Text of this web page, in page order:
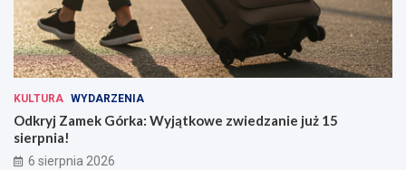
KULTURA WYDARZENIA
Odkryj Zamek Górka: Wyjątkowe zwiedzanie już 15
sierpnia!
6 sierpnia 2026